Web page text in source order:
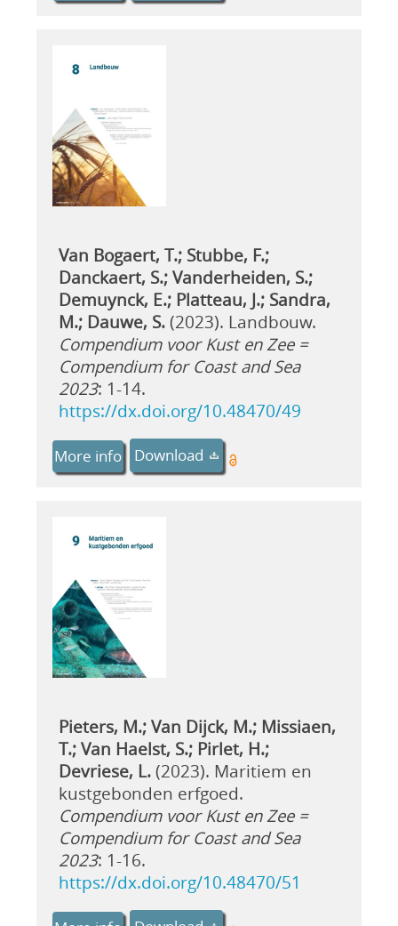
Van Bogaert, T.; Stubbe, F.;
Danckaert, S.; Vanderheiden, S.;
Demuynck, E.; Platteau, J.; Sandra,
M.; Dauwe, S.(2023). Landbouw.
Compendium voor Kust en Zee =
Compendium for Coast and Sea
2023: 1-14.
https://dx.doi.org/10.48470/49
More info Download
Pieters, M.; Van Dijck, M.; Missiaen,
T.; Van Haelst, S.; Pirlet, H.;
Devriese, L.(2023). Maritiem en
kustgebonden erfgoed.
Compendium voor Kust en Zee =
Compendium for Coast and Sea
2023: 1-16.
https://dx.doi.org/10.48470/51